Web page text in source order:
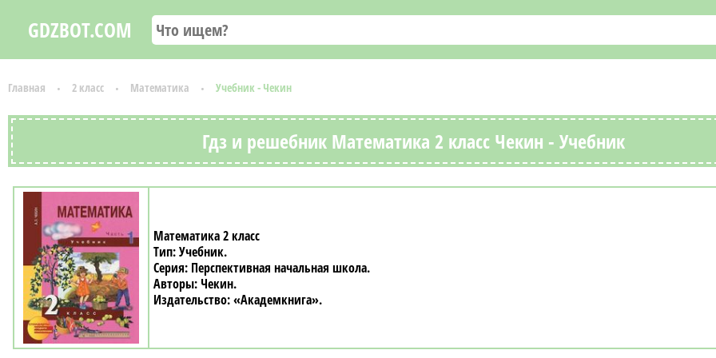
GDZBOT.COM
Главная 2 класс Математика Учебник - Чекин
Гдз и решебник Математика 2 класс Чекин - Учебник
Математика 2 класс
Учебник
Перспективная начальная школа
Чекин
«Академкнига»